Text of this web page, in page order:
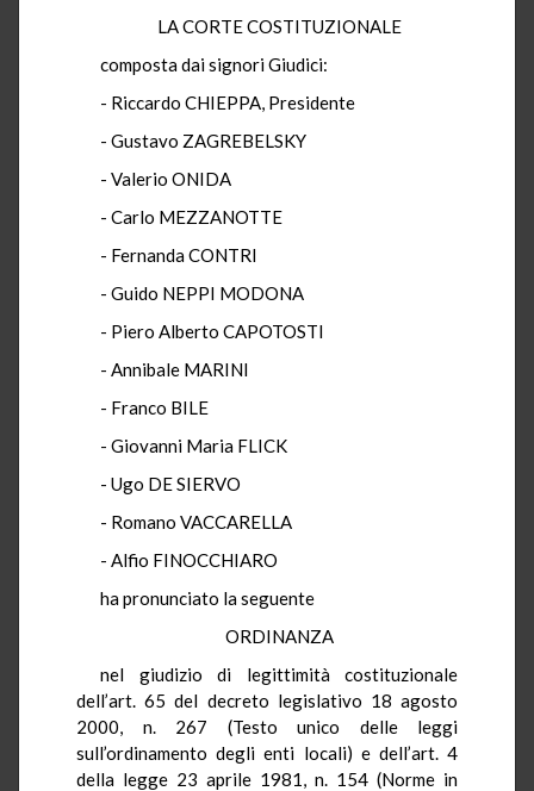
LA CORTE COSTITUZIONALE
composta dai signori Giudici:
- Riccardo CHIEPPA, Presidente
- Gustavo ZAGREBELSKY
- Valerio ONIDA
- Carlo MEZZANOTTE
- Fernanda CONTRI
- Guido NEPPI MODONA
- Piero Alberto CAPOTOSTI
- Annibale MARINI
- Franco BILE
- Giovanni Maria FLICK
- Ugo DE SIERVO
- Romano VACCARELLA
- Alfio FINOCCHIARO
ha pronunciato la seguente
ORDINANZA
nel giudizio di legittimità costituzionale
dell’art. 65 del decreto legislativo 18 agosto
2000, n. 267 (Testo unico delle leggi
sull’ordinamento degli enti locali) e dell’art. 4
della legge 23 aprile 1981, n. 154 (Norme in